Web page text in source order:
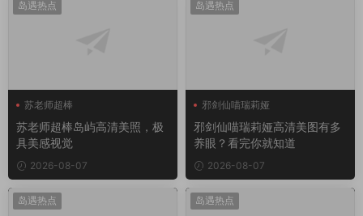
岛遇热点
苏老师超棒
苏老师超棒岛屿高清美照，极
具美感视觉
2026-08-07
岛遇热点
邪剑仙喵瑞莉娅
邪剑仙喵瑞莉娅高清美图有多
养眼？看完你就知道
2026-08-07
岛遇热点 岛遇热点